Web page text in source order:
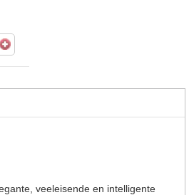
veeleisende en intelligente